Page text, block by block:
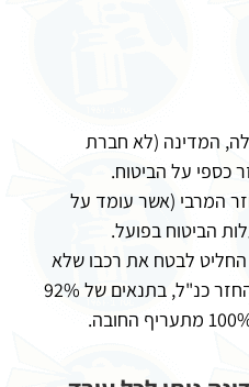
המדינה (לא חברת
כספי על הביטוח.
המרבי (אשר עומד על
לבטח את רכבו שלא
במסגרת המכרז, יקבל גם כן החזר כנ"ל, בתנאים של 92%